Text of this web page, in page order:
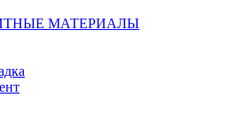
МАТЕРИАЛЫ